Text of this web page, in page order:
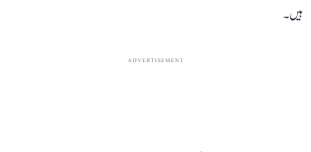
ہیں۔
ADVERTISEMENT